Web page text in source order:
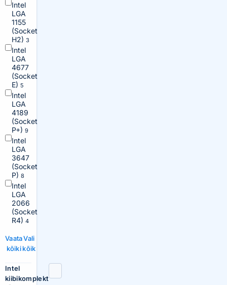
Intel
LGA
1155
(Socket
H2) 3
Intel
LGA
4677
(Socket
E) 5
Intel
LGA
4189
(Socket
P+) 9
Intel
LGA
3647
(Socket
P) 8
Intel
LGA
2066
(Socket
R4) 4
Vaata
kõiki
Vali
kõik
Intel
kiibikomplekt